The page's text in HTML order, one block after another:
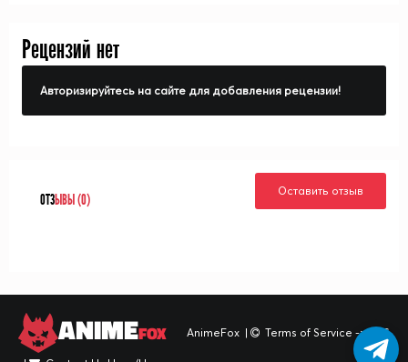
Рецензий нет
Авторизируйтесь на сайте для добавления рецензии!
ОТЗЫВЫ (0)
Оставить отзыв
ANIMEFOX AnimeFox | Terms of Service -> TOS